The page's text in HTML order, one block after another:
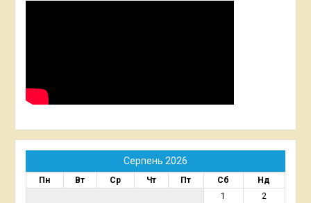
Серпень 2026
Пн Вт Ср Чт Пт Сб
Нд
1
2